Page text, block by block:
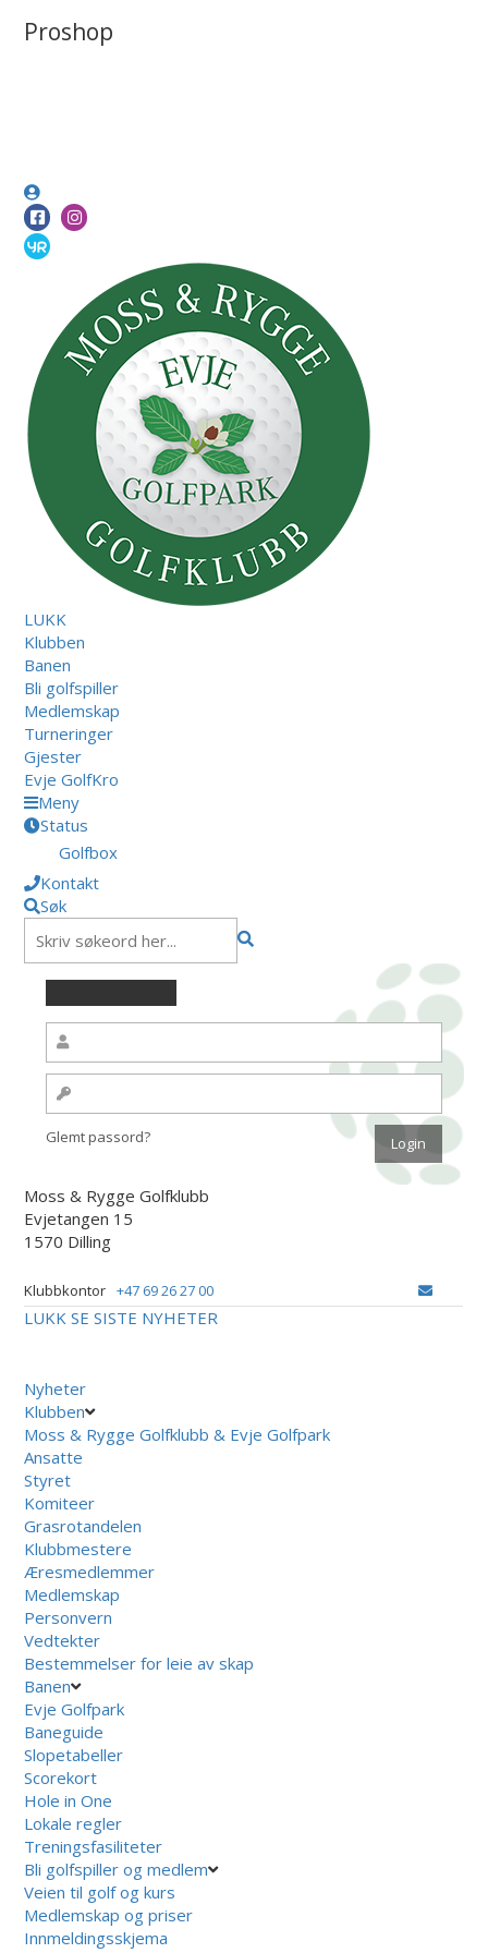
Proshop
LUKK
Klubben
Banen
Bli golfspiller
Medlemskap
Turneringer
Gjester
Evje GolfKro
Meny
Status
Golfbox
Kontakt
Søk
Glemt passord?
Moss & Rygge Golfklubb
Evjetangen 15
1570 Dilling
Klubbkontor +47 69 26 27 00
LUKK SE SISTE NYHETER
Nyheter
Klubben
Moss & Rygge Golfklubb & Evje Golfpark
Ansatte
Styret
Komiteer
Grasrotandelen
Klubbmestere
Æresmedlemmer
Medlemskap
Personvern
Vedtekter
Bestemmelser for leie av skap
Banen
Evje Golfpark
Baneguide
Slopetabeller
Scorekort
Hole in One
Lokale regler
Treningsfasiliteter
Bli golfspiller og medlem
Veien til golf og kurs
Medlemskap og priser
Innmeldingsskjema